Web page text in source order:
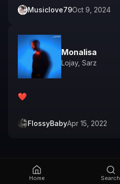
Home Search
Musiclove79Oct 9, 2024
Monalisa
Lojay, Sarz
❤
FlossyBabyApr 15, 2022